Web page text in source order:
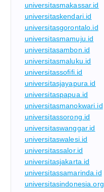
universitasmakassar.id
universitaskendari.id
universitasgorontalo.id
universitasmamuju.id
universitasambon.id
universitasmaluku.id
universitassofifi.id
universitasjayapura.id
universitaspapua.id
universitasmanokwari.id
universitassorong.id
universitaswanggar.id
universitaswalesi.id
universitassalor.id
universitasjakarta.id
universitassamarinda.id
universitasindonesia.org